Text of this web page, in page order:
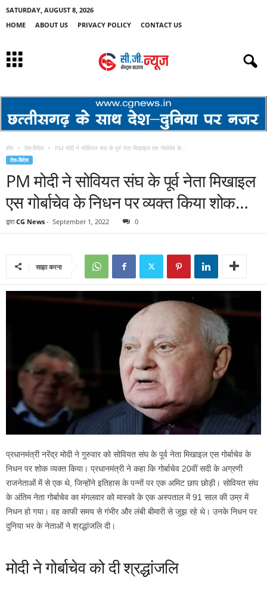
SATURDAY, AUGUST 8, 2026
HOME
ABOUT US PRIVACY POLICY CONTACT US
होम देश-विदेश PM मोदी ने सोवियत संघ के पूर्व नेता मिखाइल एस गोर्बाचेव के...
देश-विदेश
PM मोदी ने सोवियत संघ के पूर्व नेता मिखाइल
एस गोर्बाचेव के निधन पर व्यक्त किया शोक…
द्वारा CG News - September 1, 2022 0
साझा करना
प्रधानमंत्री नरेंद्र मोदी ने गुरुवार को सोवियत संघ के पूर्व नेता मिखाइल एस गोर्बाचेव के
निधन पर शोक व्यक्त किया। प्रधानमंत्री ने कहा कि गोर्बाचेव 20वीं सदी के अग्रणी
राजनेताओं में से एक थे, जिन्होंने इतिहास के पन्नों पर एक अमिट छाप छोड़ी। सोवियत संघ
के अंतिम नेता गोर्बाचेव का मंगलवार को मास्को के एक अस्पताल में 91 साल की उम्र में
निधन हो गया। वह काफी समय से गंभीर और लंबी बीमारी से जूझ रहे थे। उनके निधन पर
दुनिया भर के नेताओं ने श्रद्धांजलि दी।
मोदी ने गोर्बाचेव को दी श्रद्धांजलि